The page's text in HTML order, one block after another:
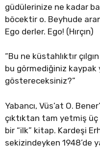
güdülerinize ne kadar
böcektir o. Beyhude
Ego derler. Ego! (Hırçın)
“Bu ne küstahlıktır
bu görmediğiniz kaypak
göstereceksiniz?”
Yabancı, Vüs’at O.
çıktıktan tam yetmiş
bir “ilk” kitap. Kardeşi
sekizindeyken 1948’de